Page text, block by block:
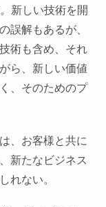
新しい技術を開
誤解もあるが、
術も含め、それ
ら、新しい価値
、そのためのプ
、お客様と共に
新たなビジネス
れない。